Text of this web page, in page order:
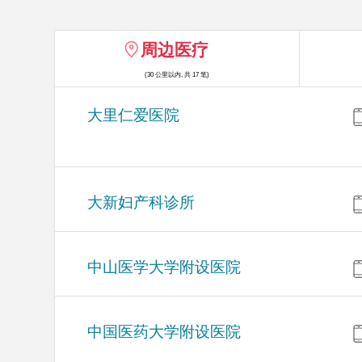
周边医疗
(30 公里以内, 共 17 笔)
大里仁爱医院
大新妇产科诊所
中山医学大学附设医院
中国医药大学附设医院